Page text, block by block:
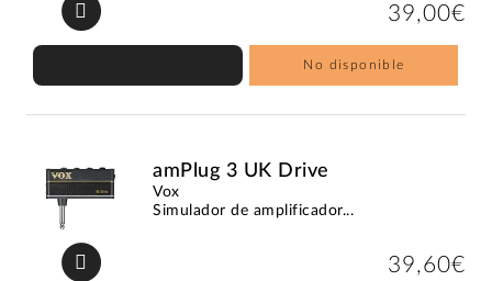
39,00€
No disponible
amPlug 3 UK Drive
Vox
Simulador de amplificador...
39,60€